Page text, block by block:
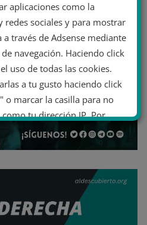
aplicaciones como la
redes sociales y para mostrar
través de Adsense mediante
navegación. Haciendo click
uso de todas las cookies.
a tu gusto haciendo click
o marcar la casilla para no
tu dirección IP. Por
Política de cookies.
personal
Aceptar cookies